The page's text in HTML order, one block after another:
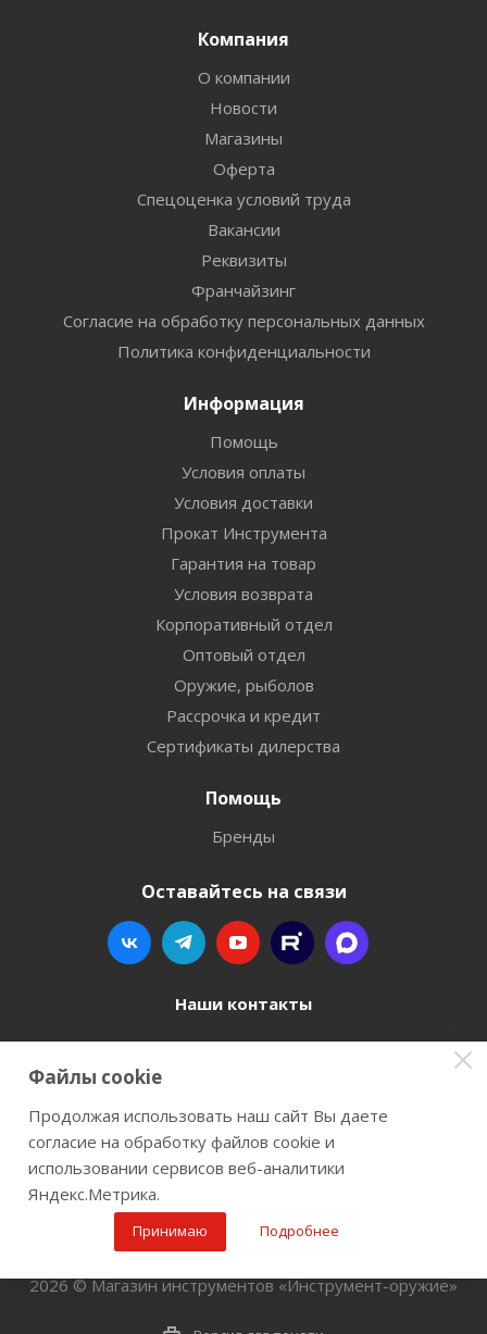
Компания
О компании
Новости
Магазины
Оферта
Спецоценка условий труда
Вакансии
Реквизиты
Франчайзинг
Согласие на обработку персональных данных
Политика конфиденциальности
Информация
Помощь
Условия оплаты
Условия доставки
Прокат Инструмента
Гарантия на товар
Условия возврата
Корпоративный отдел
Оптовый отдел
Оружие, рыболов
Рассрочка и кредит
Сертификаты дилерства
Помощь
Бренды
Оставайтесь на связи
Наши контакты
8 800 77-00-962
г. Пермь, ул. Павла Преображенского, д.6А,
помещение 3
2026 © Магазин инструментов «Инструмент-оружие»
Файлы cookie
Продолжая использовать наш сайт Вы даете
согласие на обработку файлов cookie и
использовании сервисов веб-аналитики
Яндекс.Метрика.
Принимаю Подробнее